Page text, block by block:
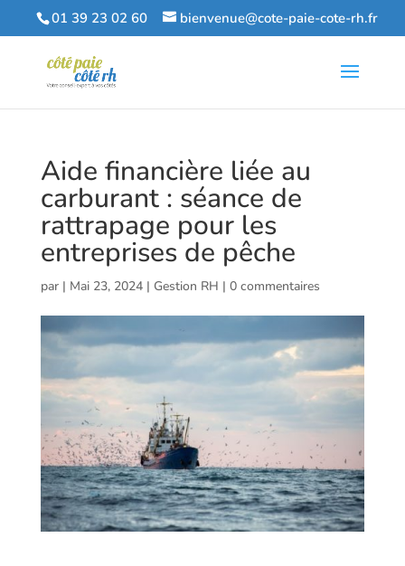
01 39 23 02 60 bienvenue@cote-paie-cote-rh.fr
Aide financière liée au
carburant : séance de
rattrapage pour les
entreprises de pêche
par | Mai 23, 2024| Gestion RH | 0 commentaires